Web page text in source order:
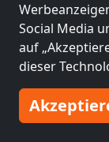
Social Media
auf
dieser